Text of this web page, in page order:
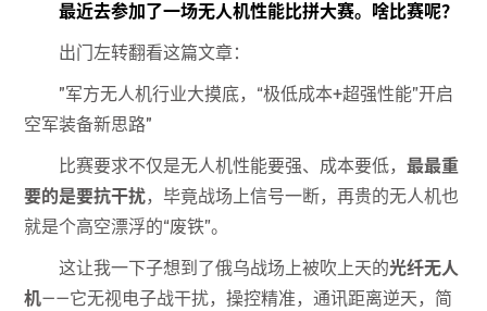
最近去参加了一场无人机性能比拼大赛。啥比赛呢？
出门左转翻看这篇文章：
"军方无人机行业大摸底，“极低成本+超强性能”开启
空军装备新思路"
比赛要求不仅是无人机性能要强、成本要低，最最重
要的是要抗干扰，毕竟战场上信号一断，再贵的无人机也
就是个高空漂浮的“废铁”。
这让我一下子想到了俄乌战场上被吹上天的光纤无人
机——它无视电子战干扰，操控精准，通讯距离逆天，简